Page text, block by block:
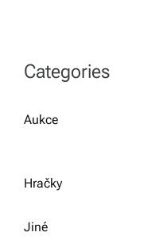
Categories
Aukce
Hračky
Jiné